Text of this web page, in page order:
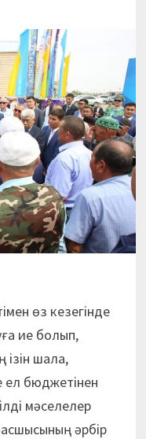
өз кезегінде
ие болып,
ізін шала,
ел бюджетінен
мәселелер
әрбір